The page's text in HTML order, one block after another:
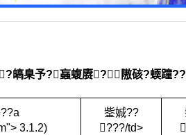
皜臬予?蝱蝮赓?隞硋?蝡蹱
3.1.2)
鈭娍??
???/td>